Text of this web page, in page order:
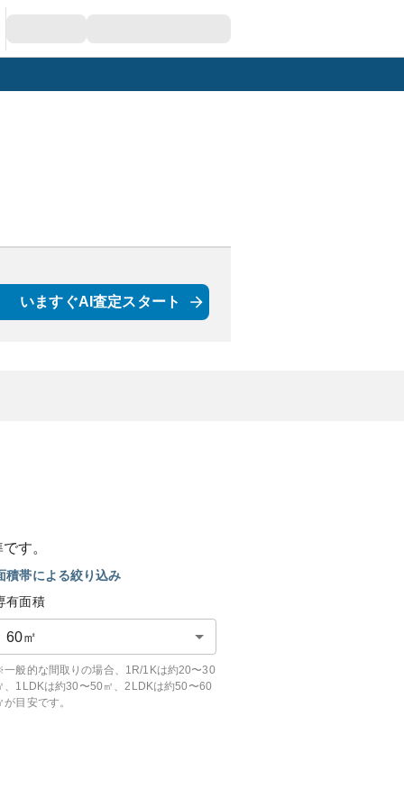
いますぐAI査定スタート
す。
積帯による絞り込み
有面積
60㎡
般的な間取りの場合、1R/1Kは約20〜30
、1LDKは約30〜50㎡、2LDKは約50〜60
が目安です。